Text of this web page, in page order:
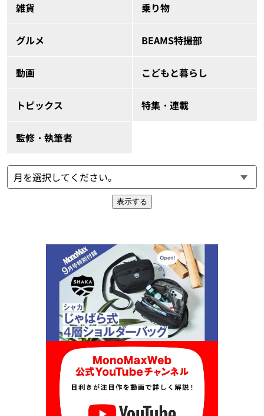
雑貨 乗り物
グルメ BEAMS特撮部
動画 こどもと暮らし
トピックス 特集・連載
監修・執筆者
表示する